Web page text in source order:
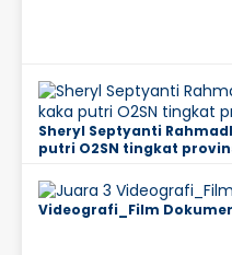
Sheryl Septyanti
putri O2SN tingkat
Videografi_Film